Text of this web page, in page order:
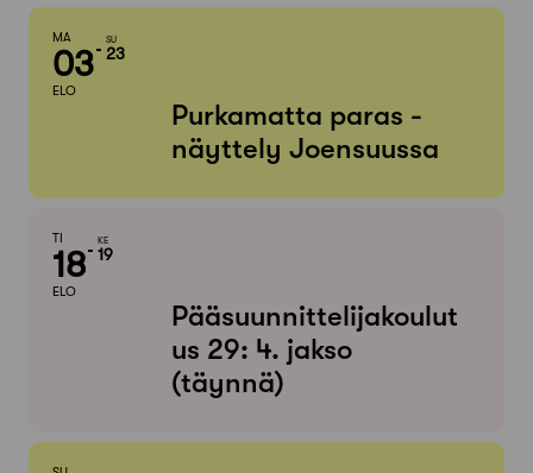
MA
03
ELO
SU
23
Purkamatta paras -
näyttely Joensuussa
TI
18
ELO
KE
19
Pääsuunnittelijakoulut
us 29: 4. jakso
(täynnä)